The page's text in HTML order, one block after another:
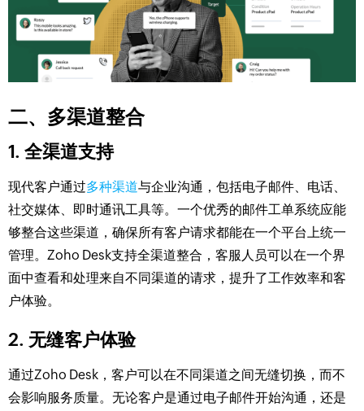
二、多渠道整合
1. 全渠道支持
现代客户通过多种渠道与企业沟通，包括电子邮件、电话、
社交媒体、即时通讯工具等。一个优秀的邮件工单系统应能
够整合这些渠道，确保所有客户请求都能在一个平台上统一
管理。Zoho Desk支持全渠道整合，客服人员可以在一个界
面中查看和处理来自不同渠道的请求，提升了工作效率和客
户体验。
2. 无缝客户体验
通过Zoho Desk，客户可以在不同渠道之间无缝切换，而不
会影响服务质量。无论客户是通过电子邮件开始沟通，还是